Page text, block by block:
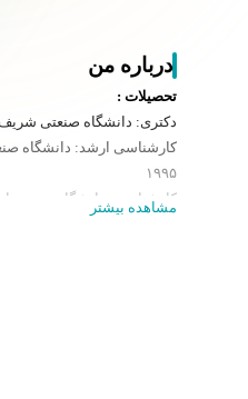
درباره من
تحصیلات :
دکتری: دانشگاه صنعتی شریف،
کارشناسی ارشد: دانشگاه
۱۹۹۵
کارشناسی: دانشگاه صنعتی
مشاهده بیشتر